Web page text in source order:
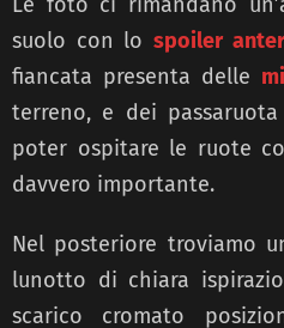
suolo con lospoiler
fiancata presenta delle
terreno, e dei
poter ospitare le ruote
davvero importante.
Nel posteriore troviamo
lunotto di chiara
scarico cromato